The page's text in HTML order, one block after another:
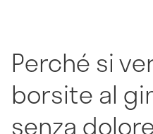
Perché si
borsite al
senza